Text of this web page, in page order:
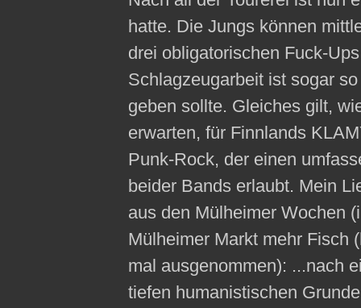
hatte. Die Jungs können
drei obligatorischen Fuck-
Schlagzeugarbeit ist sogar
geben sollte. Gleiches gilt,
erwarten, für Finnlands
Punk-Rock, der einen
beider Bands erlaubt. Mein
aus den Mülheimer Wochen
Mülheimer Markt mehr Fisch
mal ausgenommen): ...nach
tiefen humanistischen